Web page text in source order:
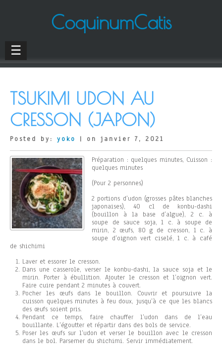
CoquinumCatis
☰
TSUKIMI UDON AU
CRESSON (JAPON)
Posted by: yoko | on janvier 7, 2021
Préparation : quelques minutes, Cuisson :
quelques minutes
(Pour 2 personnes)
2 portions d’udon (grosses pâtes blanches
japonaises), 40 cl de konbu-dashi
(bouillon à la base d’algue), 2 c. à
soupe de sauce soja, 1 c. à soupe de
mirin, 2 œufs, 80 g de cresson, 1 c. à
soupe d’oignon vert ciselé, 1 c. à café
de shichimi
Laver et essorer le cresson.
Dans une casserole, verser le konbu-dashi, la sauce soja et le
mirin. Porter à ébullition. Ajouter le cresson et l’oignon vert.
Faire cuire pendant 2 minutes à couvert.
Pocher les œufs dans le bouillon. Couvrir et poursuivre la
cuisson quelques minutes à feu doux, jusqu’à ce que les blancs
des œufs soient pris.
Pendant ce temps, faire chauffer l’udon dans de l’eau
bouillante. L’égoutter et répartir dans des bols de service.
Poser les œufs sur l’udon et verser le bouillon avec le cresson
dans le bol. Parsemer du shichimi. Servir immédiatement.